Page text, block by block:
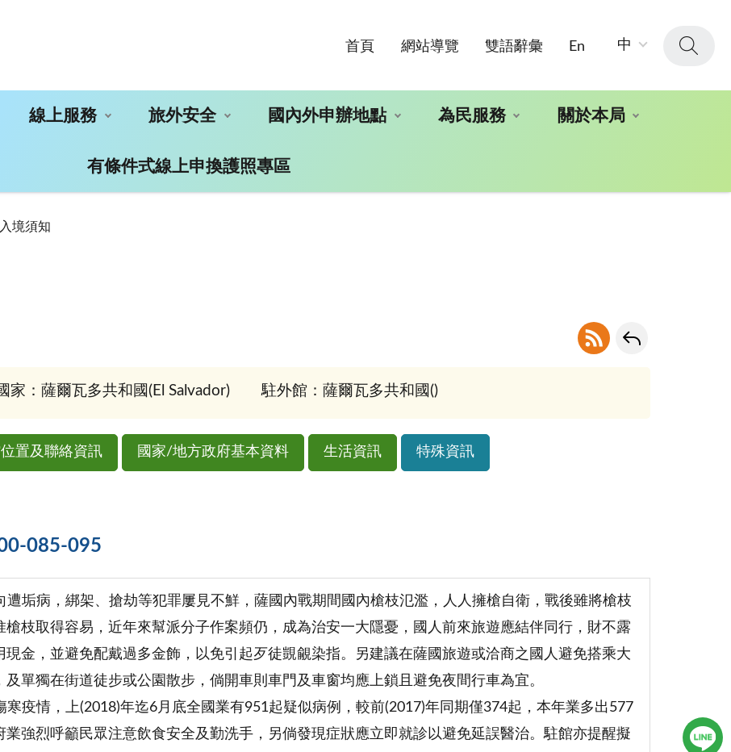
首頁 網站導覽 雙語辭彙 En 中
線上服務 旅外安全 國內外申辦地點 為民服務 關於本局
有條件式線上申換護照專區
境須知
家：薩爾瓦多共和國(El Salvador) 駐外館：薩爾瓦多共和國()
置及聯絡資訊 國家/地方政府基本資料 生活資訊 特殊資訊
085-095
遭垢病，綁架、搶劫等犯罪屢見不鮮，薩國內戰期間國內槍枝氾濫，人人擁槍自衛，戰後雖將槍枝
槍枝取得容易，近年來幫派分子作案頻仍，成為治安一大隱憂，國人前來旅遊應結伴同行，財不露
現金，並避免配戴過多金飾，以免引起歹徒覬覦染指。另建議在薩國旅遊或洽商之國人避免搭乘大
及單獨在街道徒步或公園散步，倘開車則車門及車窗均應上鎖且避免夜間行車為宜。
寒疫情，上(2018)年迄6月底全國業有951起疑似病例，較前(2017)年同期僅374起，本年業多出577
業強烈呼籲民眾注意飲食安全及勤洗手，另倘發現症狀應立即就診以避免延誤醫治。駐館亦提醒擬